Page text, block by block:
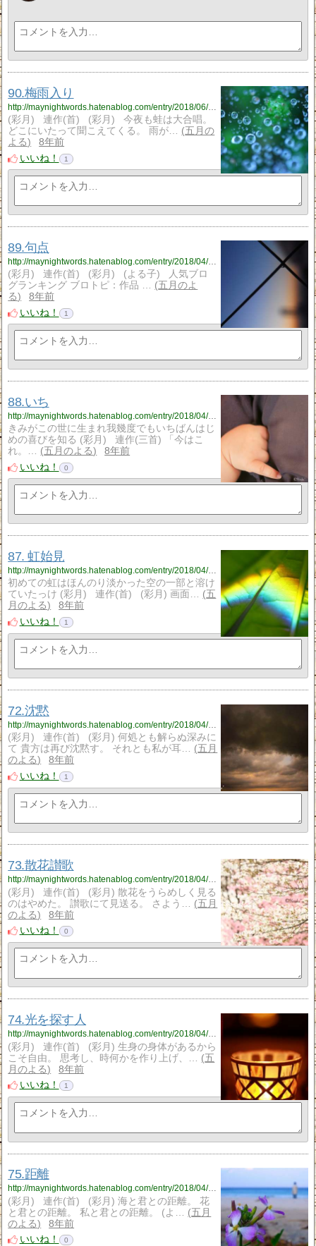
90.梅雨入り
http://maynightwords.hatenablog.com/entry/2018/06/08/170645
(彩月) 連作(首) (彩月) 今夜も蛙は大合唱。
どこにいたって聞こえてくる。 雨が…
五月の
よる
8年前
いいね！
1
89.句点
http://maynightwords.hatenablog.com/entry/2018/04/22/203851
(彩月) 連作(首) (彩月) (よる子) 人気ブロ
グランキング ブロトピ：作品 …
五月のよ
る
8年前
いいね！
1
88.いち
http://maynightwords.hatenablog.com/entry/2018/04/20/220843
きみがこの世に生まれ我幾度でもいちばんはじ
めの喜びを知る (彩月) 連作(三首) 「今はこ
れ。…
五月のよる
8年前
いいね！
0
87. 虹始見
http://maynightwords.hatenablog.com/entry/2018/04/18/235341
初めての虹はほんのり淡かった空の一部と溶け
ていたっけ (彩月) 連作(首) (彩月) 画面…
五
月のよる
8年前
いいね！
1
72.沈黙
http://maynightwords.hatenablog.com/entry/2018/04/03/225109
(彩月) 連作(首) (彩月) 何処とも解らぬ深みに
て 貴方は再び沈黙す。 それとも私が耳…
五月
のよる
8年前
いいね！
1
73.散花讃歌
http://maynightwords.hatenablog.com/entry/2018/04/04/224821
(彩月) 連作(首) (彩月) 散花をうらめしく見る
のはやめた。 讃歌にて見送る。 さよう…
五月
のよる
8年前
いいね！
0
74.光を探す人
http://maynightwords.hatenablog.com/entry/2018/04/05/215546
(彩月) 連作(首) (彩月) 生身の身体があるから
こそ自由。 思考し、時何かを作り上げ、…
五
月のよる
8年前
いいね！
1
75.距離
http://maynightwords.hatenablog.com/entry/2018/04/06/215742
(彩月) 連作(首) (彩月) 海と君との距離。 花
と君との距離。 私と君との距離。 (よ…
五月
のよる
8年前
いいね！
0